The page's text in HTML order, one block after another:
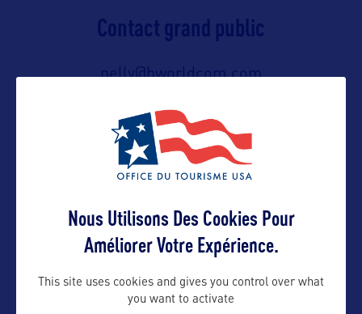
Contact grand public
nelly@bworldcom.com
Suivre
Nous Utilisons Des Cookies Pour
Améliorer Votre Expérience.
This site uses cookies and gives you control over what
you want to activate